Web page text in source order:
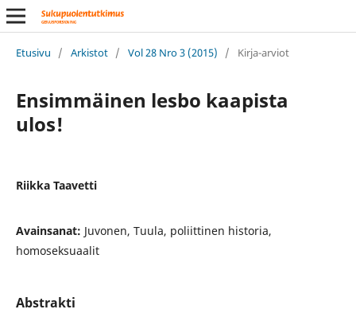
Etusivu / Arkistot / Vol 28 Nro 3 (2015) / Kirja-arviot
Ensimmäinen lesbo kaapista
ulos!
Riikka Taavetti
Avainsanat: Juvonen, Tuula, poliittinen historia,
homoseksuaalit
Abstrakti